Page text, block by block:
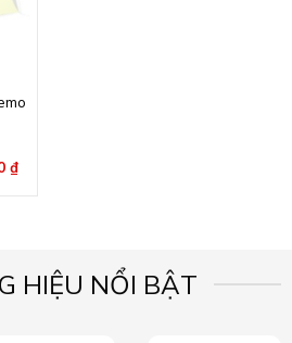
₫Giá
HIỆU NỔI BẬT